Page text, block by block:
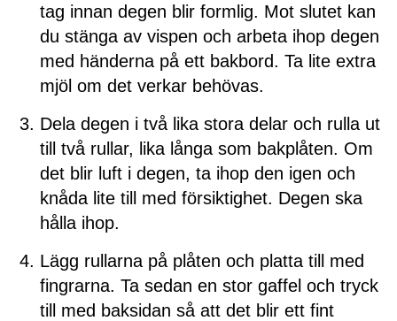
tag innan degen blir formlig. Mot slutet kan
du stänga av vispen och arbeta ihop degen
med händerna på ett bakbord. Ta lite extra
mjöl om det verkar behövas.
Dela degen i två lika stora delar och rulla ut
till två rullar, lika långa som bakplåten. Om
det blir luft i degen, ta ihop den igen och
knåda lite till med försiktighet. Degen ska
hålla ihop.
Lägg rullarna på plåten och platta till med
fingrarna. Ta sedan en stor gaffel och tryck
till med baksidan så att det blir ett fint